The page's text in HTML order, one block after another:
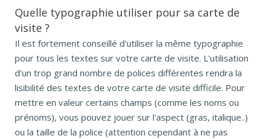
Quelle typographie utiliser pour sa carte de
visite ?
Il est fortement conseillé d'utiliser la même typographie
pour tous les textes sur votre carte de visite. L'utilisation
d'un trop grand nombre de polices différentes rendra la
lisibilité des textes de votre carte de visite difficile. Pour
mettre en valeur certains champs (comme les noms ou
prénoms), vous pouvez jouer sur l'aspect (gras, italique..)
ou la taille de la police (attention cependant à ne pas